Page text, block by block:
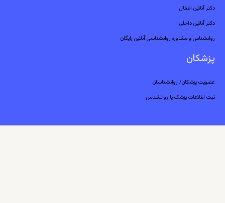
دکتر آنلاین اطفال
دکتر آنلاین داخلی
روانشناس و مشاوره روانشناسی آنلاین رایگان
پزشکان
عضویت پزشکان/ روانشناسان
ثبت اطلاعات پزشک یا روانشناس